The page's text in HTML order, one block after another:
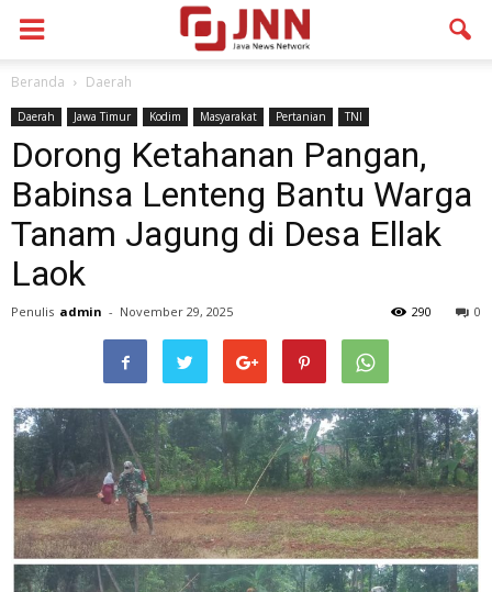
Beranda Daerah
Daerah Jawa Timur Kodim Masyarakat Pertanian TNI
Dorong Ketahanan Pangan,
Babinsa Lenteng Bantu Warga
Tanam Jagung di Desa Ellak
Laok
Penulis admin - November 29, 2025 0
290